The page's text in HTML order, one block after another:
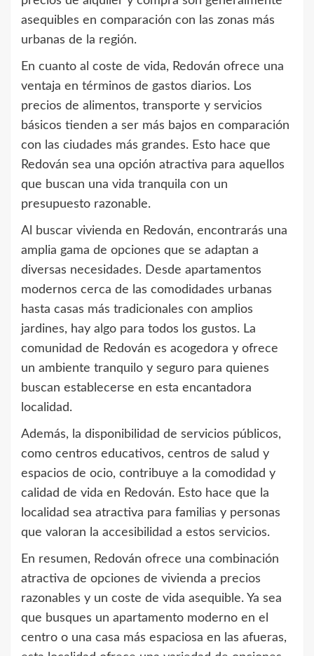
asequibles en comparación con las zonas más
urbanas de la región.
En cuanto al coste de vida, Redován ofrece una
ventaja en términos de gastos diarios. Los
precios de alimentos, transporte y servicios
básicos tienden a ser más bajos en comparación
con las ciudades más grandes. Esto hace que
Redován sea una opción atractiva para aquellos
que buscan una vida tranquila con un
presupuesto razonable.
Al buscar vivienda en Redován, encontrarás una
amplia gama de opciones que se adaptan a
diversas necesidades. Desde apartamentos
modernos cerca de las comodidades urbanas
hasta casas más tradicionales con amplios
jardines, hay algo para todos los gustos. La
comunidad de Redován es acogedora y ofrece
un ambiente tranquilo y seguro para quienes
buscan establecerse en esta encantadora
localidad.
Además, la disponibilidad de servicios públicos,
como centros educativos, centros de salud y
espacios de ocio, contribuye a la comodidad y
calidad de vida en Redován. Esto hace que la
localidad sea atractiva para familias y personas
que valoran la accesibilidad a estos servicios.
En resumen, Redován ofrece una combinación
atractiva de opciones de vivienda a precios
razonables y un coste de vida asequible. Ya sea
que busques un apartamento moderno en el
centro o una casa más espaciosa en las afueras,